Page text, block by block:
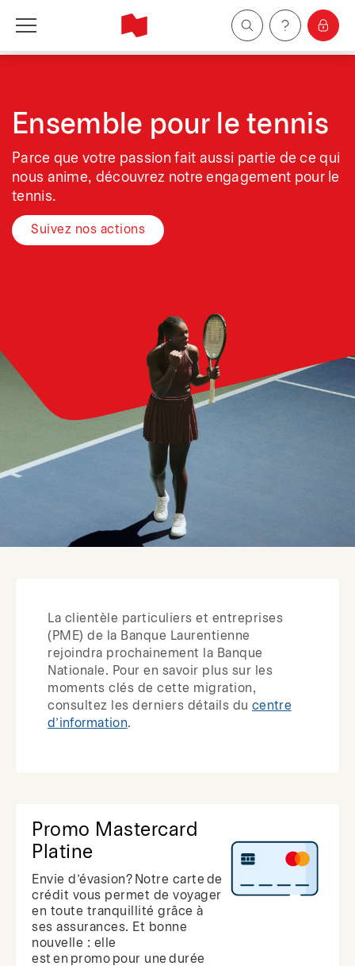
Entreprises
Gestion de patrimoine
À propos de nous
Devenir client
Ensemble pour le tennis
Parce que votre passion fait aussi partie de ce qui
nous anime, découvrez notre engagement pour le
tennis.
Suivez nos actions
La clientèle particuliers et entreprises
(PME) de la Banque Laurentienne
rejoindra prochainement la Banque
Nationale. Pour en savoir plus sur les
moments clés de cette migration,
consultez les derniers détails du centre
d’information.
Promo Mastercard
Platine
Envie d’évasion? Notre carte de
crédit vous permet de voyager
en toute tranquillité grâce à
ses assurances. Et bonne
nouvelle : elle
est en promo pour une durée